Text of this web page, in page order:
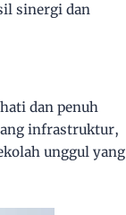
sinergi dan
dan penuh
infrastruktur,
unggul yang